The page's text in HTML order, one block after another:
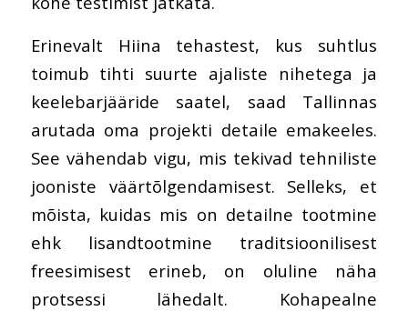
Erinevalt Hiina tehastest, kus suhtlus
toimub tihti suurte ajaliste nihetega ja
keelebarjääride saatel, saad Tallinnas
arutada oma projekti detaile emakeeles.
See vähendab vigu, mis tekivad tehniliste
jooniste väärtõlgendamisest. Selleks, et
mõista, kuidas mis on detailne tootmine
ehk lisandtootmine traditsioonilisest
freesimisest erineb, on oluline näha
protsessi lähedalt. Kohapealne